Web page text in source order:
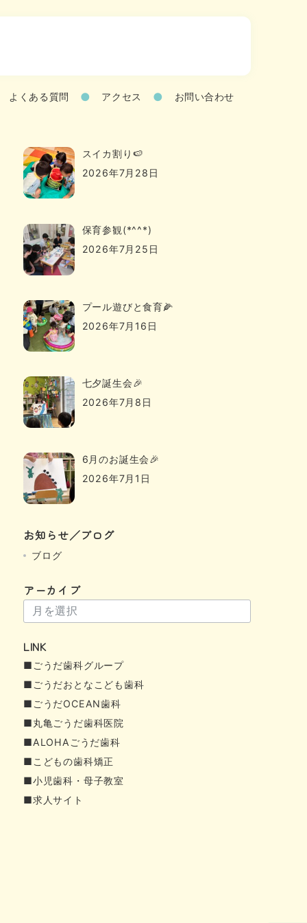
よくある質問 アクセス お問い合わせ
スイカ割り🍉
2026年7月28日
保育参観(*^^*)
2026年7月25日
プール遊びと食育🌽
2026年7月16日
七夕誕生会🎉
2026年7月8日
6月のお誕生会🎉
2026年7月1日
お知らせ／ブログ
ブログ
アーカイブ
カ
イ
ブ
LINK
■ごうだ歯科グループ
■ごうだおとなこども歯科
■ごうだOCEAN歯科
■丸亀ごうだ歯科医院
■ALOHAごうだ歯科
■こどもの歯科矯正
■小児歯科・母子教室
■求人サイト